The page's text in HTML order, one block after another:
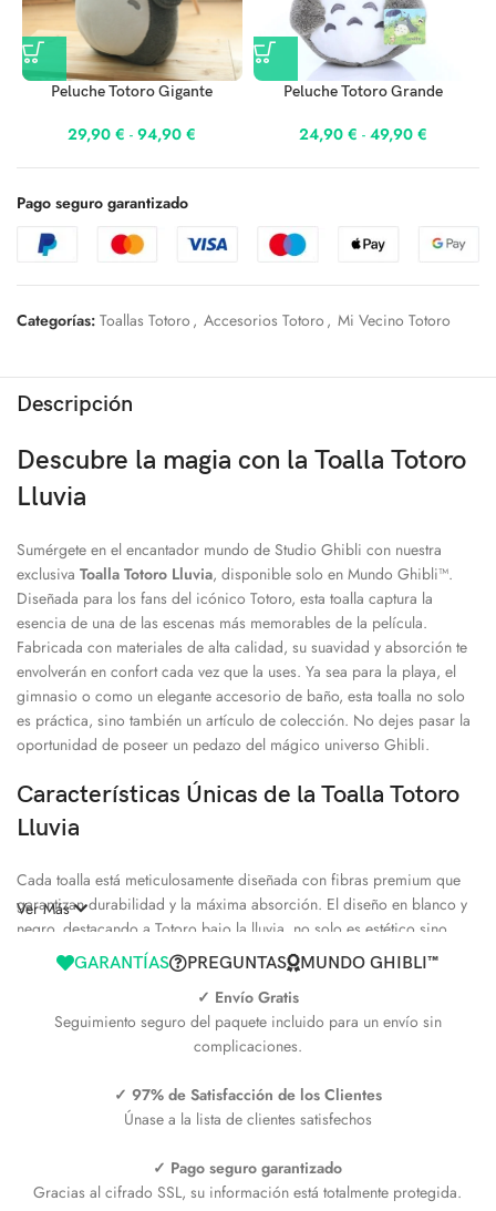
Peluche Totoro Gigante
29,90€ - 94,90€
Peluche Totoro Grande
24,90€ - 49,90€
Pago seguro garantizado
Categorías: Toallas Totoro , Accesorios Totoro , Mi Vecino Totoro
Descripción
Descubre la magia con la Toalla Totoro
Lluvia
Sumérgete en el encantador mundo de Studio Ghibli con nuestra
exclusiva Toalla Totoro Lluvia, disponible solo en Mundo Ghibli™.
Diseñada para los fans del icónico Totoro, esta toalla captura la
esencia de una de las escenas más memorables de la película.
Fabricada con materiales de alta calidad, su suavidad y absorción te
envolverán en confort cada vez que la uses. Ya sea para la playa, el
gimnasio o como un elegante accesorio de baño, esta toalla no solo
es práctica, sino también un artículo de colección. No dejes pasar la
oportunidad de poseer un pedazo del mágico universo Ghibli.
Características Únicas de la Toalla Totoro
Lluvia
Cada toalla está meticulosamente diseñada con fibras premium que
garantizan durabilidad y la máxima absorción. El diseño en blanco y
negro, destacando a Totoro bajo la lluvia, no solo es estético sino
también resistente a desvanecimientos, asegurando que tu toalla se
vea nueva tras cada lavado. Además, su tamaño generoso la hace
perfecta para cualquier situación, asegurando que siempre estés
cubierto.
una invitación a vivir y compartir la magia de uno de los estudios de
animación más queridos del mundo. Con cada uso, sentirás como si
oportunidad para escapar a un mundo lleno de fantasía y emoción.
No esperes más para hacer de esta toalla parte de tu vida diaria.
Ver Más
GARANTÍAS PREGUNTAS MUNDO GHIBLI™
✓ Envío Gratis
Seguimiento seguro del paquete incluido para un envío sin
complicaciones.
✓ 97% de Satisfacción de los Clientes
Únase a la lista de clientes satisfechos
✓ Pago seguro garantizado
Gracias al cifrado SSL, su información está totalmente protegida.